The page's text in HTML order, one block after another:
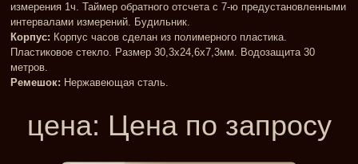
измерения 1ч. Таймер обратного отсчета с 7-ю предустановленными
интервалами измерений. Будильник.
Корпус: Корпус часов сделан из полимерного пластика.
Пластиковое стекло. Размер 30,3x24,6x7,3мм. Водозащита 30
метров.
Ремешок: Нержавеющая сталь.
цена: Цена по запросу